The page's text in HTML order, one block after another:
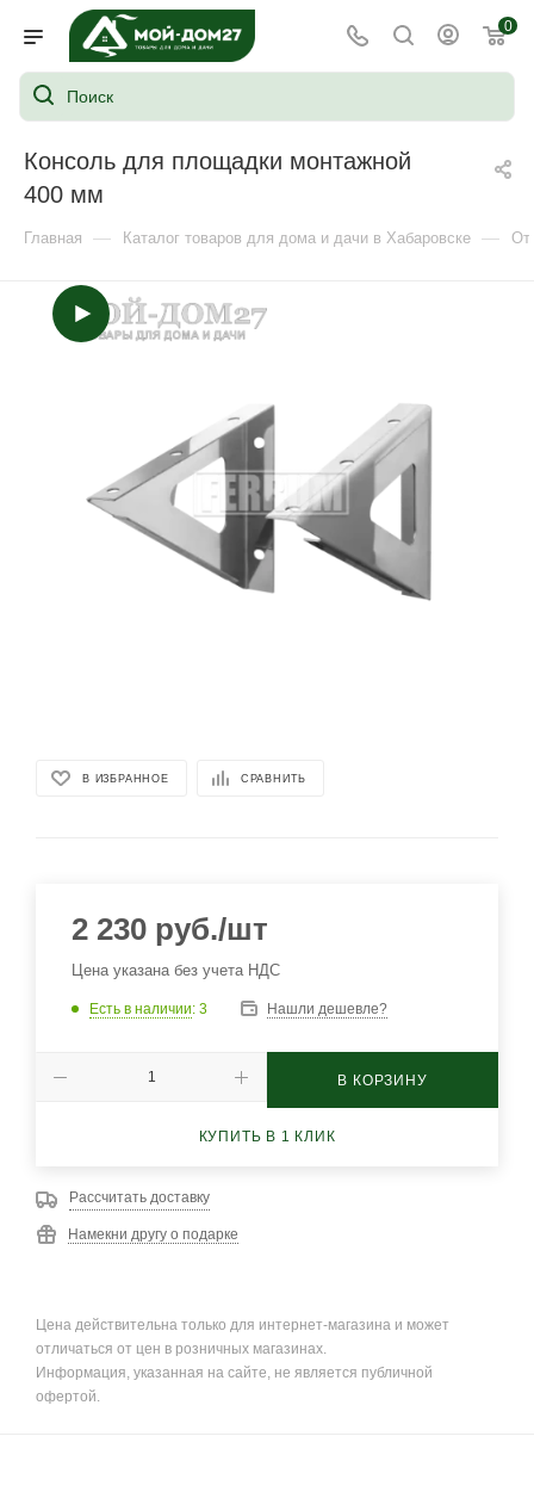
0
Консоль для площадки монтажной
400 мм
Главная — Каталог товаров для дома и дачи в Хабаровске —
В ИЗБРАННОЕ СРАВНИТЬ
2 230 руб./шт
Цена указана без учета НДС
Есть в наличии: 3 Нашли дешевле?
В КОРЗИНУ
КУПИТЬ В 1 КЛИК
Рассчитать доставку
Намекни другу о подарке
Цена действительна только для интернет-магазина и может
отличаться от цен в розничных магазинах.
Информация, указанная на сайте, не является публичной
офертой.